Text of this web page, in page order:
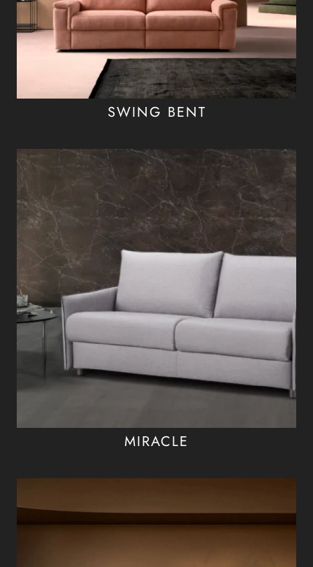
SWING BENT
MIRACLE